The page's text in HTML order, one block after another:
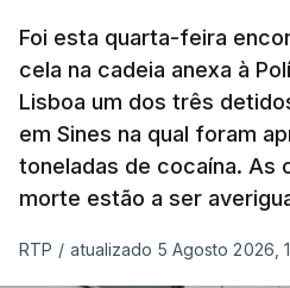
"Durante o fim de semana
apercebamo-nos que
convocados professores
disse a professora à
praticamente impossível
Foi esta quarta-feira
cela na cadeia anexa à
Lisboa um dos três
em Sines na qual foram
toneladas de cocaína. As
morte estão a ser
RTP / atualizado 5 Agosto 2026,